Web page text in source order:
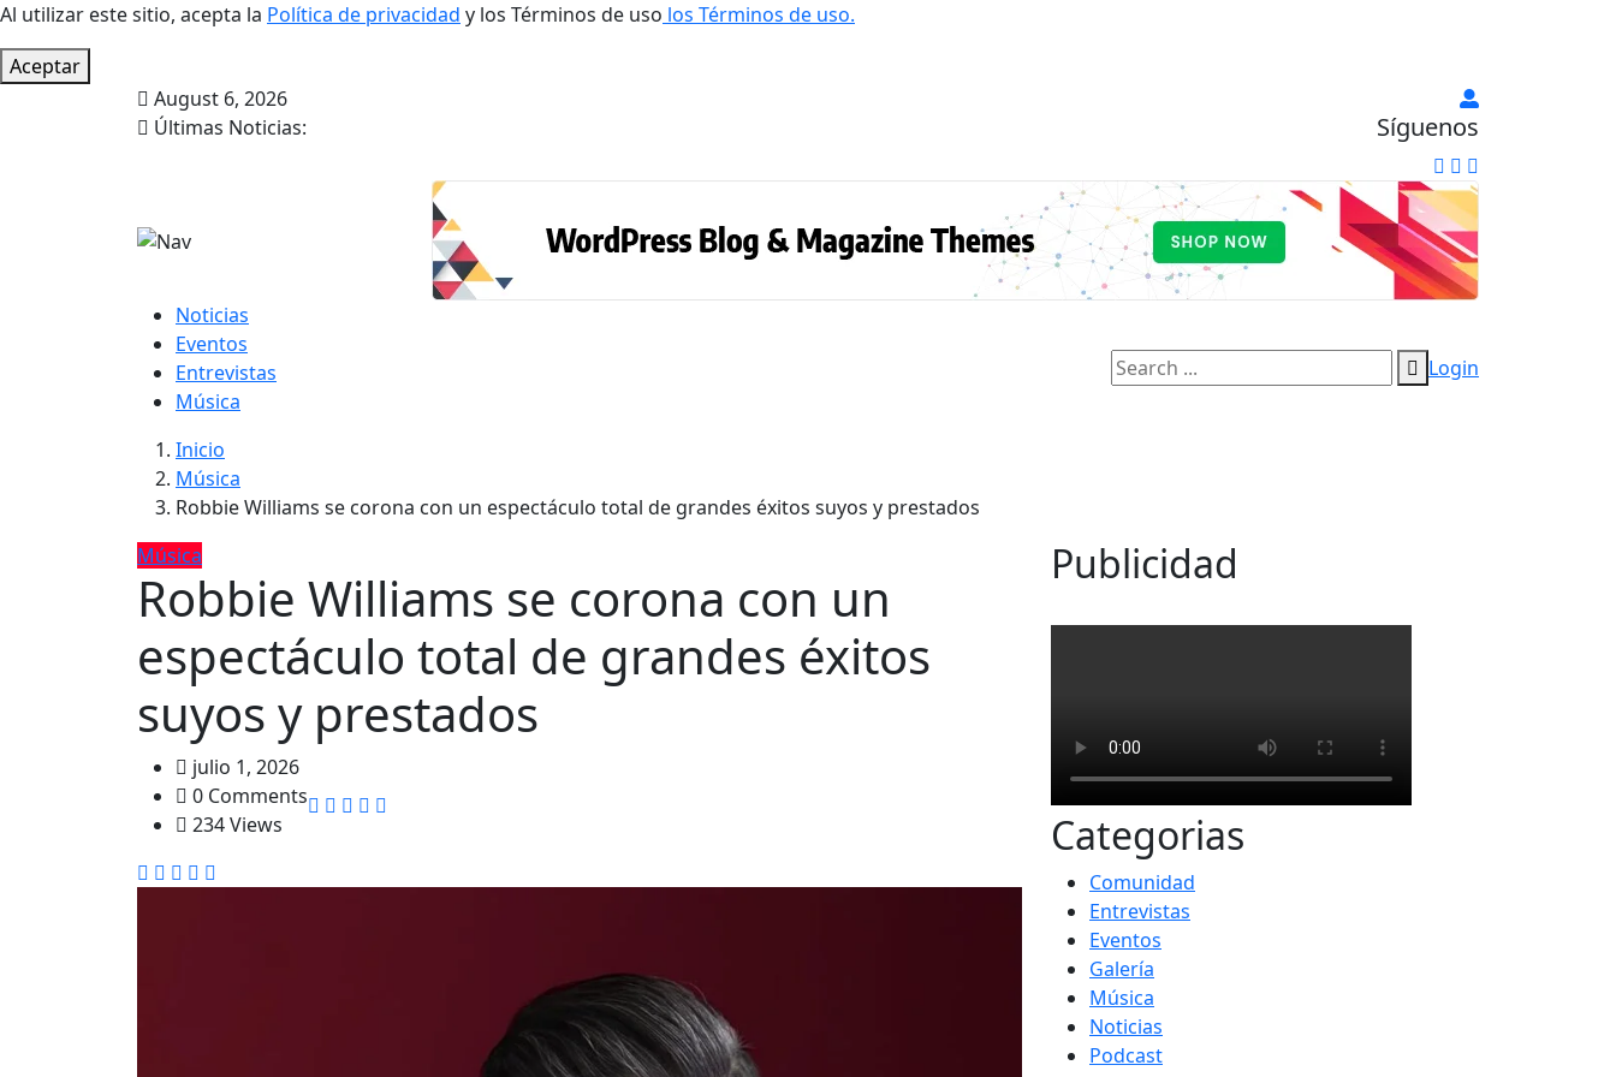
Al utilizar este sitio, acepta la Política de privacidad y los Términos de uso los Términos de uso.
Aceptar
August 6, 2026
Últimas Noticias:
Síguenos
Noticias
Eventos
Entrevistas
Música
Login
Inicio
Música
Robbie Williams se corona con un espectáculo total de grandes éxitos suyos y prestados
Música
Robbie Williams se corona con un
espectáculo total de grandes éxitos
suyos y prestados
julio 1, 2026
0 Comments
234 Views
Publicidad
Categorias
Comunidad
Entrevistas
Eventos
Galería
Música
Noticias
Podcast